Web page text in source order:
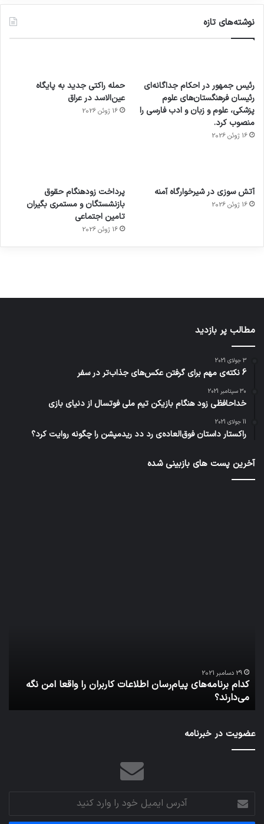
نوشته‌های تازه
رئیس جمهور در احکام جداگانه‌ای
رئیسان فرهنگستان‌های علوم
پزشکی، علوم و زبان و ادب فارسی را
منصوب کرد.
16 ژوئن 2026
حمله راکتی جدید به پایگاه
عین‌الاسد در عراق
16 ژوئن 2026
آتش سوزی در شیرخوارگاه آمنه
16 ژوئن 2026
پرداخت زودهنگام حقوق
بازنشستگان و مستمری بگیران
تامین اجتماعی
16 ژوئن 2026
برای
کشف
توسط
مجازی
…
ساعت
هوشمند
با طعم
توسط
ژاکت
در
های
2023
توسط
مطالب پر بازدید
3 جولای 2021
6 نکته‌ی مهم برای گرفتن عکس‌های جذاب‌تر در سفر
30 سپتامبر 2021
خداحافظی زود هنگام بازیکن تیم ملی فوتسال از دنیای بازی
11 جولای 2021
راکستار داستان فوق‌العاده‌ی رد دد ریدمپشن را چگونه روایت کرد؟
آخرین پست های بازبینی شده
امن
نگه
می‌دارند؟
29 دسامبر 2021
کدام برنامه‌های پیام‌رسان اطلاعات کاربران را واقعا امن نگه
می‌دارند؟
عضویت در خبرنامه
آدرس
ایمیل